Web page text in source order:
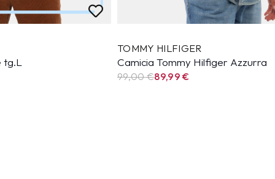
tg.L
TOMMY HILFIGER
Camicia Tommy Hilfiger Azzurra
99,00 €89,99€